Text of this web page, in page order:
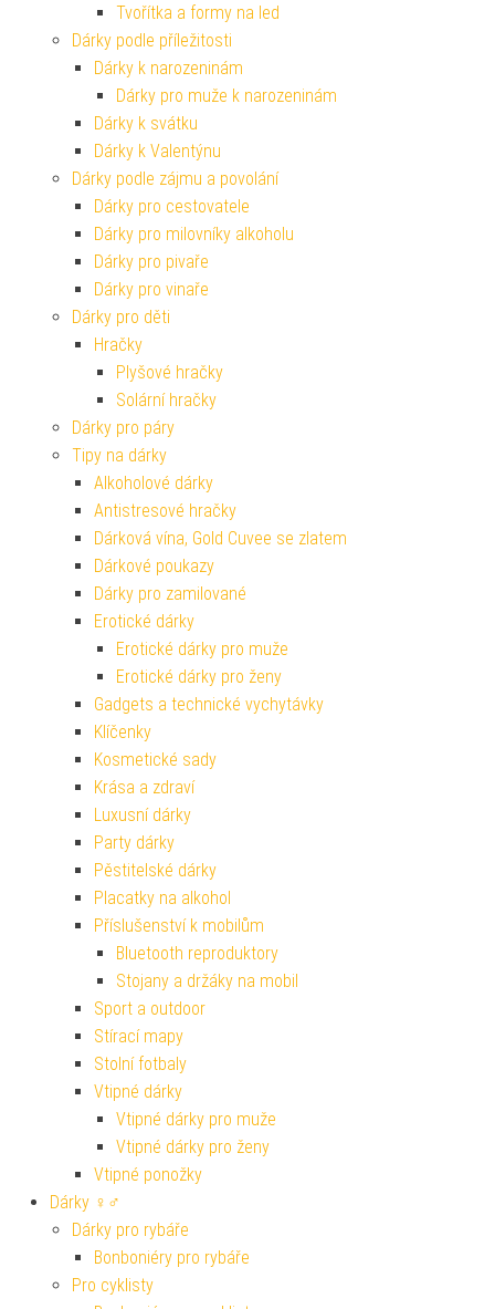
Tvořítka a formy na led
Dárky podle příležitosti
Dárky k narozeninám
Dárky pro muže k narozeninám
Dárky k svátku
Dárky k Valentýnu
Dárky podle zájmu a povolání
Dárky pro cestovatele
Dárky pro milovníky alkoholu
Dárky pro pivaře
Dárky pro vinaře
Dárky pro děti
Hračky
Plyšové hračky
Solární hračky
Dárky pro páry
Tipy na dárky
Alkoholové dárky
Antistresové hračky
Dárková vína, Gold Cuvee se zlatem
Dárkové poukazy
Dárky pro zamilované
Erotické dárky
Erotické dárky pro muže
Erotické dárky pro ženy
Gadgets a technické vychytávky
Klíčenky
Kosmetické sady
Krása a zdraví
Luxusní dárky
Party dárky
Pěstitelské dárky
Placatky na alkohol
Příslušenství k mobilům
Bluetooth reproduktory
Stojany a držáky na mobil
Sport a outdoor
Stírací mapy
Stolní fotbaly
Vtipné dárky
Vtipné dárky pro muže
Vtipné dárky pro ženy
Vtipné ponožky
Dárky ♀♂
Dárky pro rybáře
Bonboniéry pro rybáře
Pro cyklisty